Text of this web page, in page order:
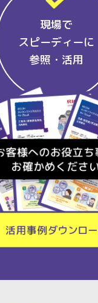
現場で
スピーディーに
参照・活用